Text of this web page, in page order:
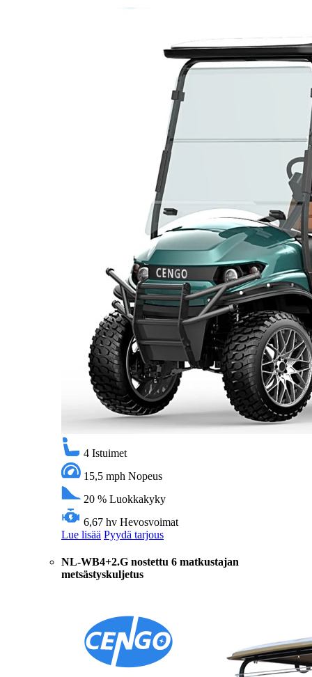
4 Istuimet
15,5 mph Nopeus
20 % Luokkakyky
6,67 hv Hevosvoimat
Lue lisää Pyydä tarjous
NL-WB4+2.G nostettu 6 matkustajan
metsästyskuljetus